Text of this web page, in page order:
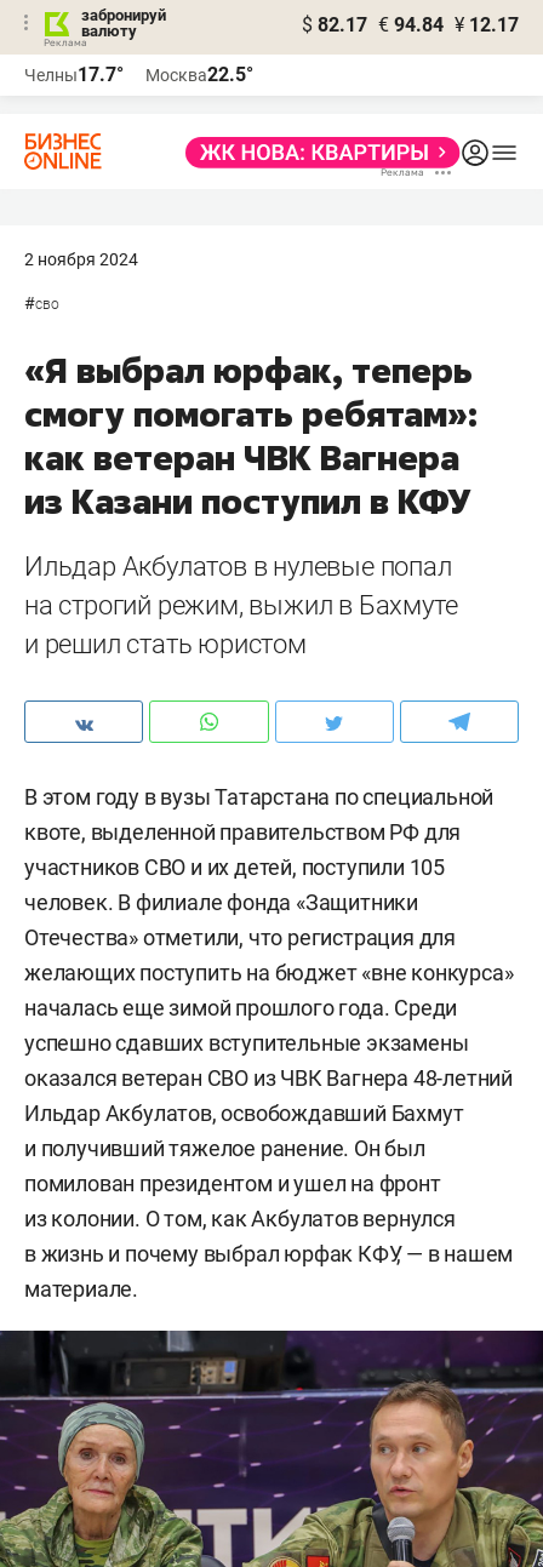
забронируй
валюту
$ 82.17 € 94.84 ¥ 12.17
Челны17.7° Москва22.5°
2 ноября 2024
#сво
«Я выбрал юрфак, теперь
смогу помогать ребятам»:
как ветеран ЧВК Вагнера
из Казани поступил в КФУ
Ильдар Акбулатов в нулевые попал
на строгий режим, выжил в Бахмуте
и решил стать юристом
В этом году в вузы Татарстана по специальной
квоте, выделенной правительством РФ для
участников СВО и их детей, поступили 105
человек. В филиале фонда «Защитники
Отечества» отметили, что регистрация для
желающих поступить на бюджет «вне конкурса»
началась еще зимой прошлого года. Среди
успешно сдавших вступительные экзамены
оказался ветеран СВО из ЧВК Вагнера 48-летний
Ильдар Акбулатов, освобождавший Бахмут
и получивший тяжелое ранение. Он был
помилован президентом и ушел на фронт
из колонии. О том, как Акбулатов вернулся
в жизнь и почему выбрал юрфак КФУ, — в нашем
материале.